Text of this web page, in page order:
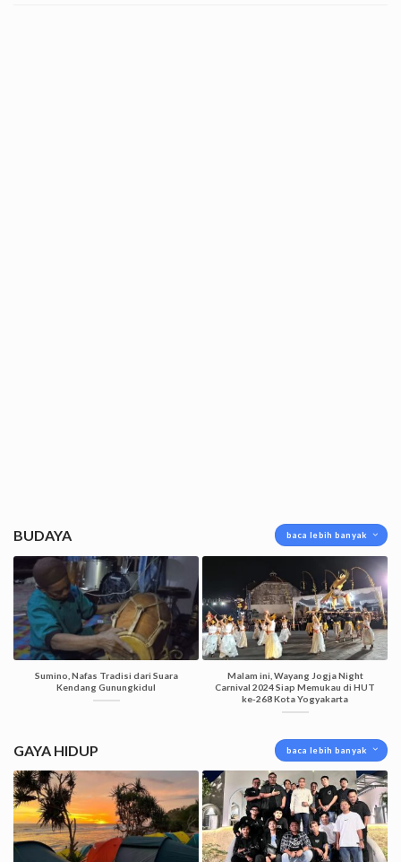
BUDAYA baca lebih banyak
Sumino, Nafas Tradisi dari Suara
Kendang Gunungkidul
Malam ini, Wayang Jogja Night
Carnival 2024 Siap Memukau di HUT
ke-268 Kota Yogyakarta
GAYA HIDUP baca lebih banyak